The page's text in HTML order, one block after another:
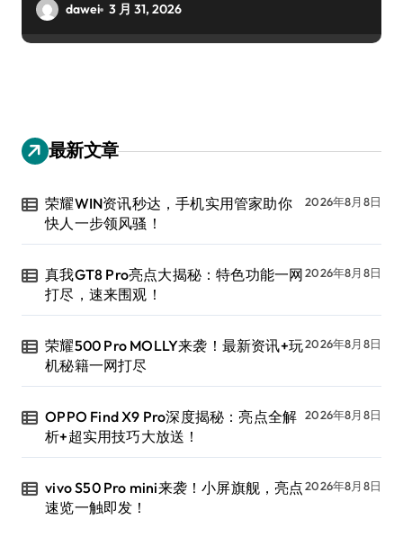
dawei 3 月 31, 2026
最新文章
荣耀WIN资讯秒达，手机实用管家助你
快人一步领风骚！
2026年8月8日
真我GT8 Pro亮点大揭秘：特色功能一网
打尽，速来围观！
2026年8月8日
荣耀500 Pro MOLLY来袭！最新资讯+玩
机秘籍一网打尽
2026年8月8日
OPPO Find X9 Pro深度揭秘：亮点全解
析+超实用技巧大放送！
2026年8月8日
vivo S50 Pro mini来袭！小屏旗舰，亮点
速览一触即发！
2026年8月8日